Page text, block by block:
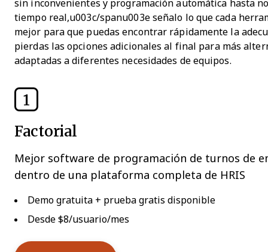
sin inconvenientes y programación automática hasta
tiempo real,u003c/spanu003e señalo lo que cada
mejor para que puedas encontrar rápidamente la
pierdas las opciones adicionales al final para más
adaptadas a diferentes necesidades de equipos.
1
Factorial
Mejor software de programación de turnos de
dentro de una plataforma completa de HRIS
Demo gratuita + prueba gratis disponible
Desde $8/usuario/mes